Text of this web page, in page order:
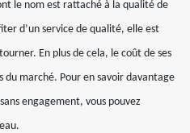
le nom est rattaché à la qualité de
d’un service de qualité, elle est
En plus de cela, le coût de ses
du marché. Pour en savoir davantage
engagement, vous pouvez